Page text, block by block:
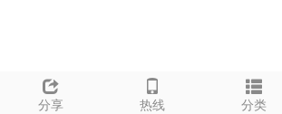
分享 热线 分类